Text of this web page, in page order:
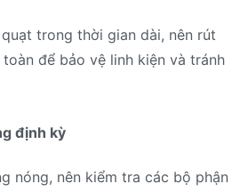
trong thời gian dài, nên rút
để bảo vệ linh kiện và tránh
định kỳ
nóng, nên kiểm tra các bộ phận